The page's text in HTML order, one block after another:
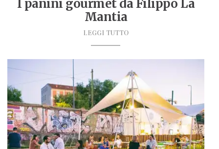
I panini gourmet da Filippo La
Mantia
LEGGI TUTTO